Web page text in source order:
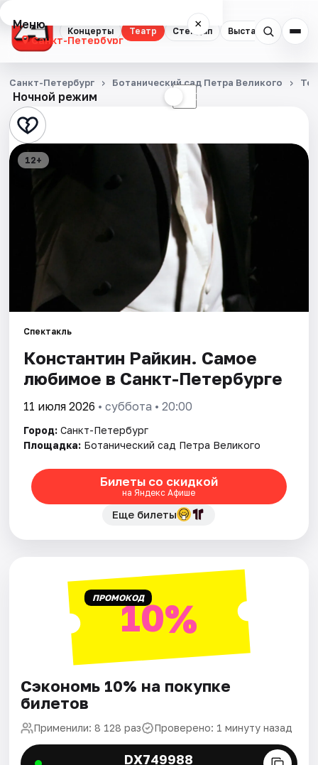
Концерты Театр Стендап Выставки
Меню ×
Санкт-Петербург
Концерты
Театр
Стендап
События
Города
Площадки
Рейтинги
Ночной режим ☾
Санкт-Петербург Ботанический сад Петра Великого
12+
Спектакль
Константин Райкин. Самое
любимое в Санкт-Петербурге
11 июля 2026 • суббота • 20:00
Город: Санкт-Петербург
Площадка: Ботанический сад Петра Великого
Билеты со скидкой
на Яндекс Афише
Еще билеты
ПРОМОКОД10%
Сэкономь 10% на покупке
билетов
Применили: 8 128 раз Проверено: 1 минуту назад
DX749988